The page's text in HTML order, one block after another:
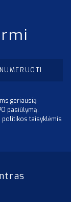
geriausią
pasiūlymą.
politikos taisyklėmis